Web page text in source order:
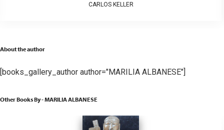
CARLOS KELLER
About the author
[books_gallery_author author="MARILIA ALBANESE"]
Other Books By - MARILIA ALBANESE